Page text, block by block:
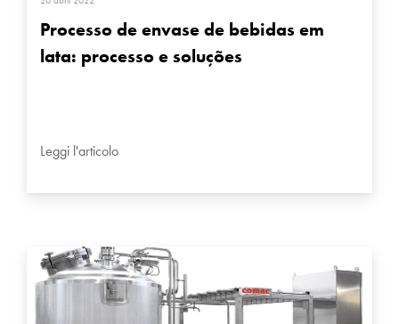
Processo de envase de bebidas em
lata: processo e soluções
Leggi l'articolo